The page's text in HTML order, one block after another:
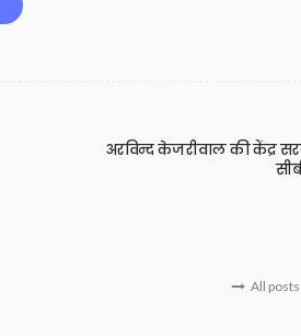
अरविन्द केजरीवाल की केंद्र
All posts